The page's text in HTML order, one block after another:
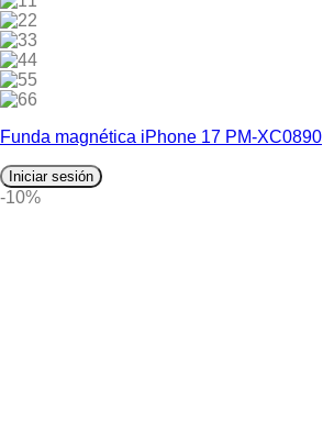
2
3
4
5
6
Funda magnética iPhone 17 PM-XC0890
Iniciar sesión
-10%